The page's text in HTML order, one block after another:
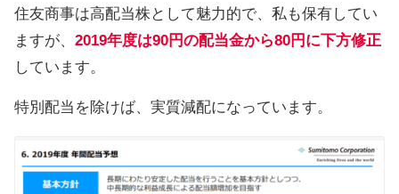
住友商事は高配当株として魅力的で、私も保有してい
ますが、 2019年度は90円の配当金から80円に下方修正
しています。
特別配当を除けば、実質減配になっています。